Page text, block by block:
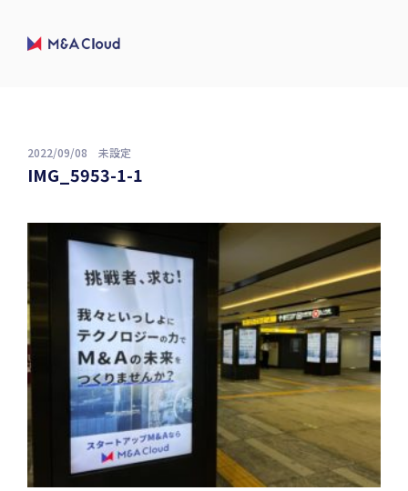
2022/09/08 未設定
IMG_5953-1-1